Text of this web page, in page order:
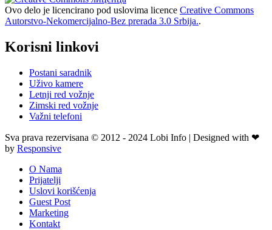
Ovo delo je licencirano pod uslovima licence Creative Commons
Autorstvo-Nekomercijalno-Bez prerada 3.0 Srbija..
Korisni linkovi
Postani saradnik
Uživo kamere
Letnji red vožnje
Zimski red vožnje
Važni telefoni
Sva prava rezervisana © 2012 - 2024 Lobi Info | Designed with ❤
by Responsive
O Nama
Prijatelji
Uslovi korišćenja
Guest Post
Marketing
Kontakt